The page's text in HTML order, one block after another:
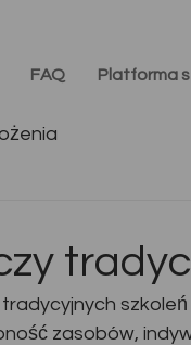
FAQ Platforma
zasobów,